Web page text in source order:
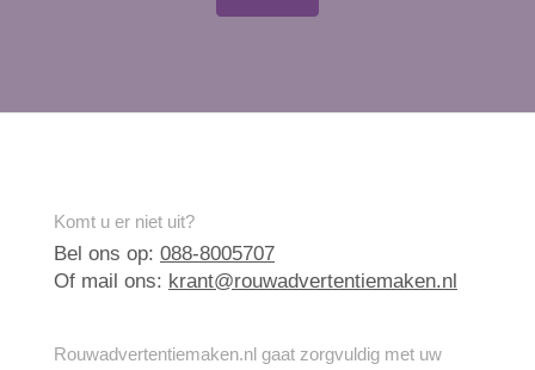
Komt u er niet uit?
Bel ons op: 088-8005707
Of mail ons: krant@rouwadvertentiemaken.nl
Rouwadvertentiemaken.nl gaat zorgvuldig met uw